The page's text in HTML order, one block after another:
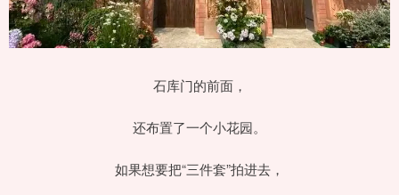
石库门的前面，
还布置了一个小花园。
如果想要把“三件套”拍进去，